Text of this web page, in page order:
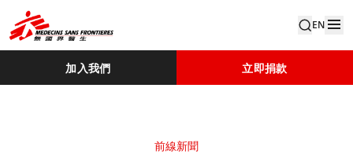
EN
加入我們 立即捐款
前線新聞